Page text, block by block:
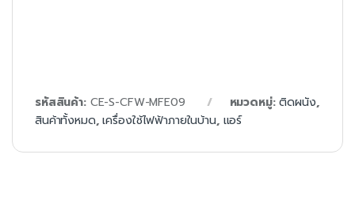
รหัสสินค้า: CE-S-CFW-MFE09 หมวดหมู่:ติดผนัง,
สินค้าทั้งหมด,เครื่องใช้ไฟฟ้าภายในบ้าน, แอร์